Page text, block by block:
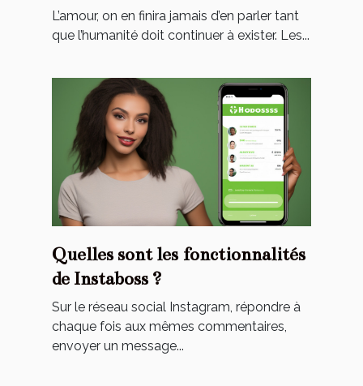
L’amour, on en finira jamais d’en parler tant
que l’humanité doit continuer à exister. Les...
Quelles sont les fonctionnalités
de Instaboss ?
Sur le réseau social Instagram, répondre à
chaque fois aux mêmes commentaires,
envoyer un message...